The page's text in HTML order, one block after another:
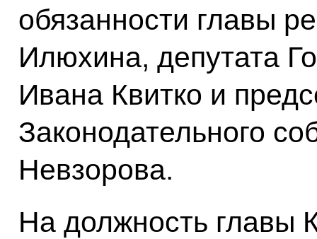
обязанности главы
Илюхина, депутата
Ивана Квитко и
Законодательного
Невзорова.
На должность главы